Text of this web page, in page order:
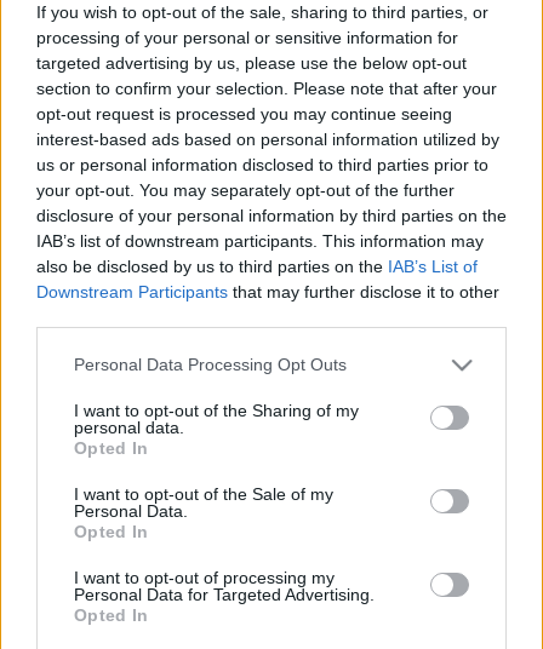
If you wish to opt-out of the sale, sharing to third parties, or
processing of your personal or sensitive information for
targeted advertising by us, please use the below opt-out
section to confirm your selection. Please note that after your
opt-out request is processed you may continue seeing
interest-based ads based on personal information utilized by
us or personal information disclosed to third parties prior to
your opt-out. You may separately opt-out of the further
disclosure of your personal information by third parties on the
IAB’s list of downstream participants. This information may
also be disclosed by us to third parties on the IAB’s List of
Downstream Participants that may further disclose it to other
Please note that this website/app uses one or more Google
not limited to your visit or usage behaviour. You may click to
grant or deny consent to Google and its third-party tags to
use your data for below specified purposes in below Google
consent section.
Personal Data Processing Opt Outs
I want to opt-out of the Sharing of my
personal data.
Opted In
I want to opt-out of the Sale of my
Personal Data.
Opted In
I want to opt-out of processing my
Personal Data for Targeted Advertising.
Opted In
και έχει κατοίκους μόνο χελώνες!
8 Αυγούστου 2022, 10:55
Απέναντι από το Κερί, στον κόλπο του Λαγανά στη Ζάκυνθο βρίσκεται ένα
μικρό ακατοίκητο νησάκι που εντυπωσιάζει με...
μέρη στο Ιόνιο που καθηλώνουν!
20 Ιουνίου 2022, 14:14
Τα πανέμορφα...